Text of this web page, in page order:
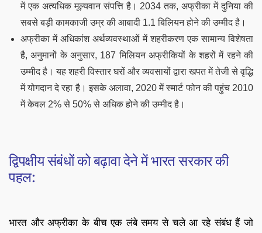
में एक अत्यधिक मूल्यवान संपत्ति है। 2034 तक, अफ्रीका में दुनिया की
सबसे बड़ी कामकाजी उम्र की आबादी 1.1 बिलियन होने की उम्मीद है।
अफ्रीका में अधिकांश अर्थव्यवस्थाओं में शहरीकरण एक सामान्य विशेषता
है, अनुमानों के अनुसार, 187 मिलियन अफ्रीकियों के शहरों में रहने की
उम्मीद है। यह शहरी विस्तार घरों और व्यवसायों द्वारा खपत में तेजी से वृद्धि
में योगदान दे रहा है। इसके अलावा, 2020 में स्मार्ट फोन की पहुंच 2010
में केवल 2% से 50% से अधिक होने की उम्मीद है।
द्विपक्षीय संबंधों को बढ़ावा देने में भारत सरकार की
पहल:
भारत और अफ्रीका के बीच एक लंबे समय से चले आ रहे संबंध हैं जो